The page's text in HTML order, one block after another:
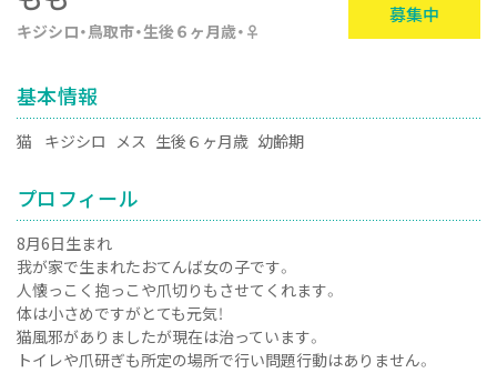
キジシロ 鳥取市 生後６ヶ月歳 ♀
募集中
基本情報
猫 キジシロ メス 生後６ヶ月歳 幼齢期
プロフィール
8月6日生まれ
我が家で生まれたおてんば女の子です。
人懐っこく抱っこや爪切りもさせてくれます。
体は小さめですがとても元気！
猫風邪がありましたが現在は治っています。
トイレや爪研ぎも所定の場所で行い問題行動はありません。